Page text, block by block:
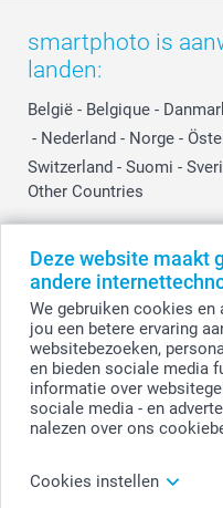
Deze website maakt
andere
We gebruiken cookies en
jou een betere ervaring
websitebezoeken,
en bieden sociale media
informatie over
sociale media - en
nalezen over ons
Cookies instellen
smartphoto is
landen:
België - Belgique -
- Nederland - Norge -
Switzerland - Suomi -
Other Countries
© smartphoto group.
Alle prijzen zijn in EURO (€)